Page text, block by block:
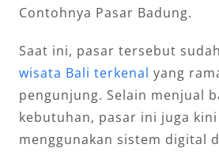
Contohnya Pasar Badung.
Saat ini, pasar tersebut
wisata Bali terkenal yang
pengunjung. Selain menjual
kebutuhan, pasar ini juga
menggunakan sistem digital